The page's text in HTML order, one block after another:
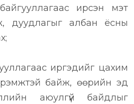
байгууллагаас ирсэн мэт
дуудлагыг албан ёсны
иргэдийг цахим
байж, өөрийн эд
аюулгүй байдлыг